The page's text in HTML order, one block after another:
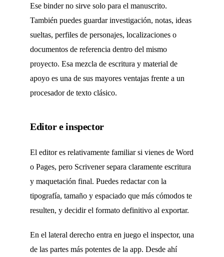
Ese binder no sirve solo para el manuscrito.
También puedes guardar investigación, notas, ideas
sueltas, perfiles de personajes, localizaciones o
documentos de referencia dentro del mismo
proyecto. Esa mezcla de escritura y material de
apoyo es una de sus mayores ventajas frente a un
procesador de texto clásico.
Editor e inspector
El editor es relativamente familiar si vienes de Word
o Pages, pero Scrivener separa claramente escritura
y maquetación final. Puedes redactar con la
tipografía, tamaño y espaciado que más cómodos te
resulten, y decidir el formato definitivo al exportar.
En el lateral derecho entra en juego el inspector, una
de las partes más potentes de la app. Desde ahí